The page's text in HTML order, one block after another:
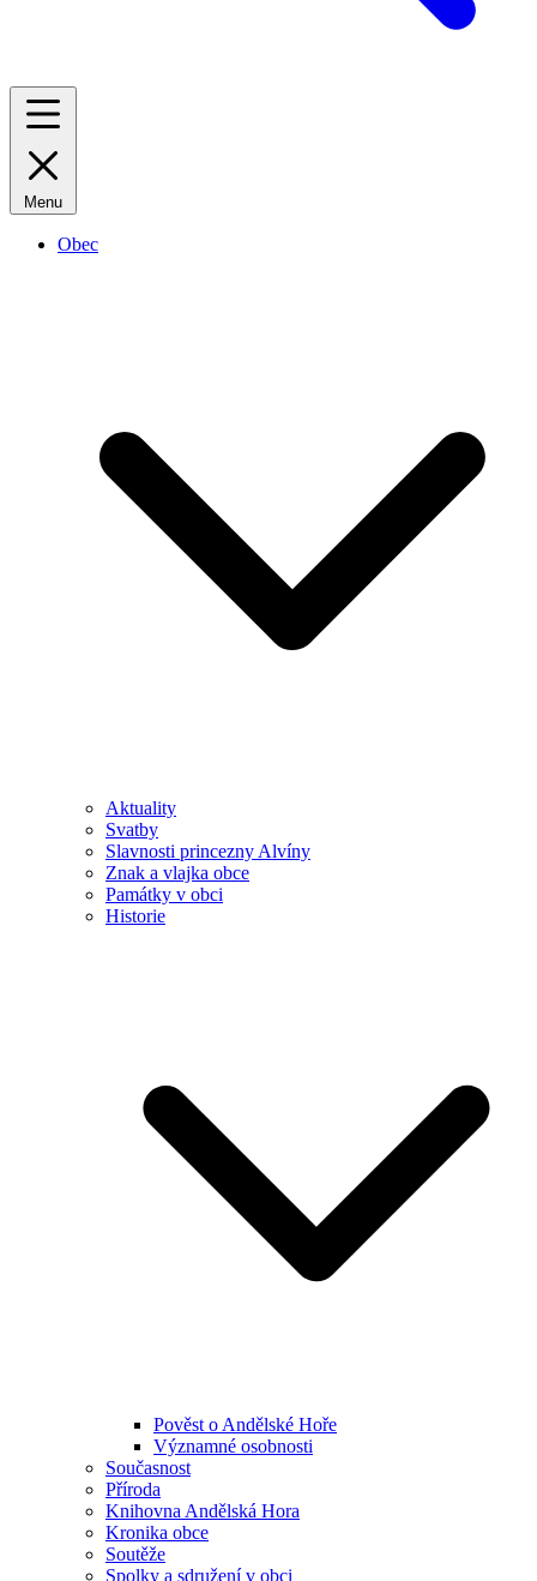
Menu
Obec
Aktuality
Svatby
Slavnosti princezny Alvíny
Znak a vlajka obce
Památky v obci
Historie
Pověst o Andělské Hoře
Významné osobnosti
Současnost
Příroda
Knihovna Andělská Hora
Kronika obce
Soutěže
Spolky a sdružení v obci